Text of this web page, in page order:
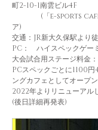
町2-10-1南雲ビル4F
(「e-sports
ア)
交通：JR新大久保駅より
PC：　ハイスペックゲー
大会試合用ステージ料金
PCスペックごとに1100円
ングカフェとしてオープン
2022年よりリニューアル
(後日詳細再発表)